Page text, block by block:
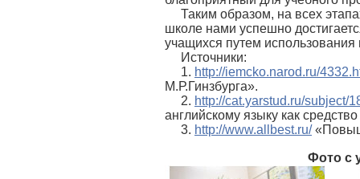
Таким образом, на всех
школе нами успешно
учащихся путем
Источники:
1. http://iemcko.narod.ru/
М.Р.Гинзбурга».
2. http://cat.yarstud.ru/subject/
английскому языку как
3. http://www.allbest.ru/
Фото с